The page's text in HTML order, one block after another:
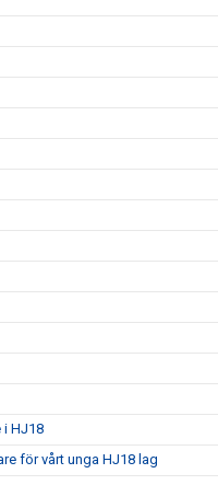
i HJ18
för vårt unga HJ18 lag